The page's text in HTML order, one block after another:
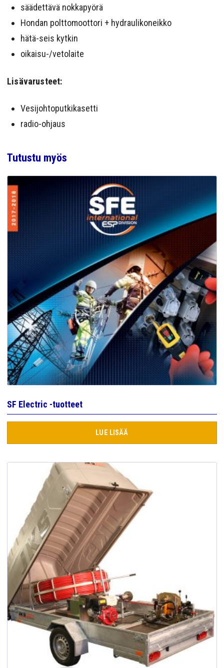
säädettävä nokkapyörä
Hondan polttomoottori + hydraulikoneikko
hätä-seis kytkin
oikaisu-/vetolaite
Lisävarusteet:
Vesijohtoputkikasetti
radio-ohjaus
Tutustu myös
SF Electric -tuotteet
LUE LISÄÄ